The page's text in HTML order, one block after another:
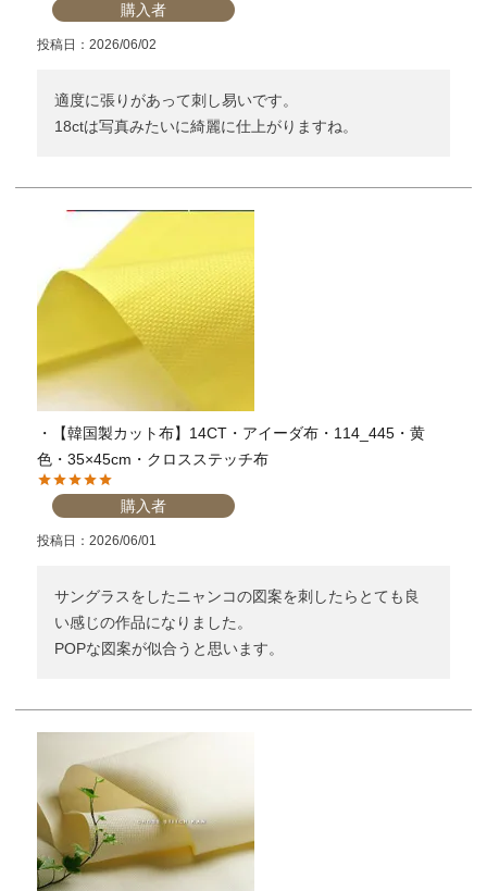
購入者
投稿日 2026/06/02
適度に張りがあって刺し易いです。
18ctは写真みたいに綺麗に仕上がりますね。
・【韓国製カット布】14CT・アイーダ布・114_445・黄
色・35×45cm・クロスステッチ布
購入者
投稿日 2026/06/01
サングラスをしたニャンコの図案を刺したらとても良
い感じの作品になりました。
POPな図案が似合うと思います。